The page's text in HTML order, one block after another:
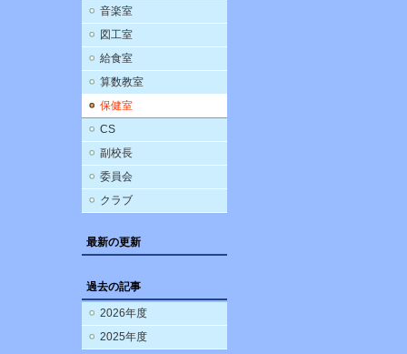
音楽室
図工室
給食室
算数教室
保健室
CS
副校長
委員会
クラブ
最新の更新
過去の記事
2026年度
2025年度